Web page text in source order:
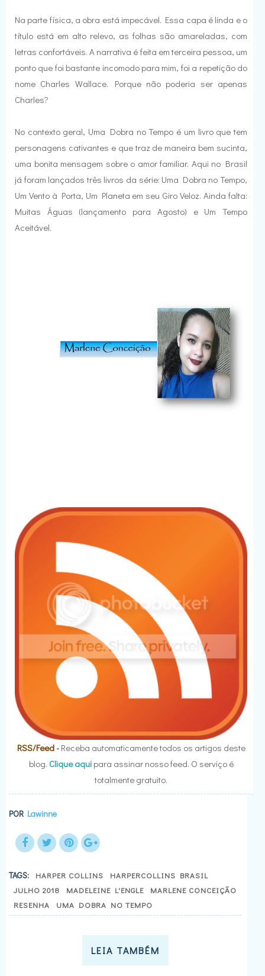
Na parte física, a obra está impecável. Essa capa é linda e o
título está em alto relevo, as folhas são amareladas, com
letras confortáveis. A narrativa é feita em terceira pessoa, um
ponto que foi bastante incomodo para mim, foi a repetição do
nome Charles Wallace. Porque não poderia ser apenas
Charles?
No contexto geral, Uma Dobra no Tempo é um livro que tem
personagens cativantes e que traz de maneira bem sucinta,
uma bonita mensagem sobre o amor familiar. Aqui no Brasil
já foram lançados três livros da série: Uma Dobra no Tempo,
Um Vento à Porta, Um Planeta em seu Giro Veloz. Ainda falta:
Muitas Águas (lançamento para Agosto) e Um Tempo
Aceitável.
RSS/Feed- Receba automaticamente todos os artigos deste
blog. Clique aquipara assinar nosso feed. O serviço é
totalmente gratuito.
POR Lawinne
TAGS: HARPER COLLINS
HARPERCOLLINS BRASIL
JULHO 2018
MADELEINE L'ENGLE
MARLENE CONCEIÇÃO
RESENHA
UMA DOBRA NO TEMPO
LEIA TAMBÉM